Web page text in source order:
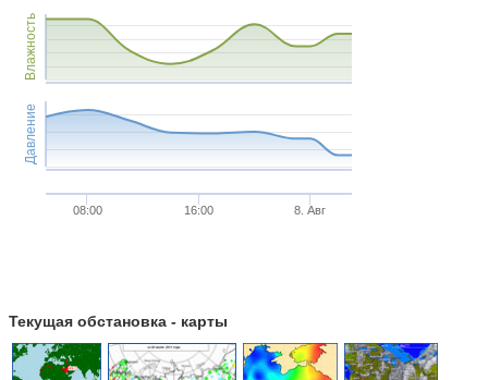
Влажность
Давление
08:00 16:00 8. Авг
Текущая обстановка - карты